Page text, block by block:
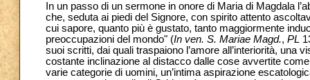
In un passo di un sermone in onore di Maria di Magdala
che, seduta ai piedi del Signore, con spirito attento
cui sapore, quanto più è gustato, tanto maggiormente
preoccupazioni del mondo" (In ven. S. Mariae Magd., PL
suoi scritti, dai quali traspaiono l’amore all’interiorità, una
costante inclinazione al distacco dalle cose avvertite
varie categorie di uomini, un’intima aspirazione